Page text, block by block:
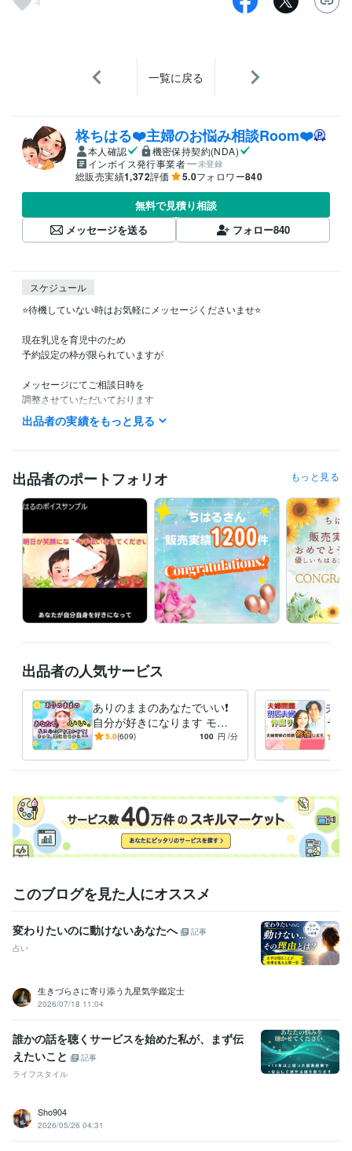
一覧に戻る
柊ちはる❤️主婦のお悩み相談Room❤️
本人確認
機密保持契約(NDA)
インボイス発行事業者
未登録
総販売実績1,372評価 5.0フォロワー840
無料で見積り相談
メッセージを送る
フォロー840
スケジュール
⭐️待機していない時はお気軽にメッセージくださいませ⭐️
現在乳児を育児中のため
予約設定の枠が限られていますが
メッセージにてご相談日時を
調整させていただいております
お気軽にメッセージくださいませ(^^)
⭐️すぐ話されたい方は
ブルーの【今すぐ電話】ボタンを
押してくださいませ♪
(このボタンは私が待機している時に
表示されます)
※現在乳児を育児中です
子どもの寝言やうなり声などが
聞こえることもあるかもしれません
お話を続けていただけましたら幸いです
お話は丁寧に伺わせていただきますので
ご安心くださいませ(o^^o)
経験職種
ライフスタイル・その他 / カウンセラー・コーチ 経験年数 : 25年
ライフスタイル・その他 / 保育士・ベビーシッター 経験年数 : 11年
ライフスタイル・その他 / 公務員 経験年数 : 11年
千葉県〇〇市役所 2003年3月 ~ 2014年2月
2月
受賞歴
ココナラ★プラチナランク３ヶ月で達成！
ココナラ★販売実績１０
ココナラ★主婦でも１ヶ月の販売額10万円到達！ ココナ
達成！ ココナラ★販売実績300件達成！
達成！ ココナラ★販売実績500件達成！
の販売額30万円達成！ ココナラ★販売実績６００件達成！ ココナラ
★販売実績７００件達成！ ココナラ★販売実績800件達成！ ココナ
ラ★販売実績900件達成！
ココナラ★販売実績1000件達成！ ココナ
ラ★販売実績1100件達成！
悩み相談・カウンセリング
自分との向き合い方
出品者の実績をもっと見る
出品者のポートフォリオ もっと見る
出品者の人気サービス
ありのままのあなたでいい❗️
自分が好きになります モヤ
モヤ/愚痴/女心/今すぐ/雑談/
5.0(609) 100 円 /分
夫婦
う原
題／
このブログを見た人にオススメ
変わりたいのに動けないあなたへ
記事
占い
生きづらさに寄り添う九星気学鑑定士
2026/07/18 11:04
誰かの話を聴くサービスを始めた私が、まず伝
えたいこと
記事
ライフスタイル
Sho904
2026/05/26 04:31